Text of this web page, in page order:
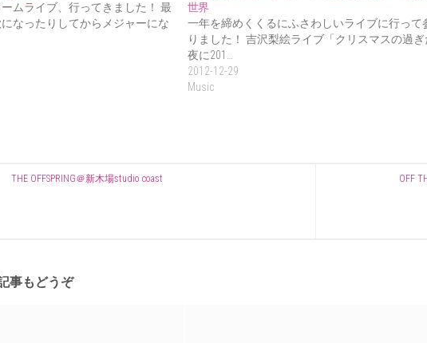
ムライブ、行ってきました！ 最
なったりしてからメジャーにな
世界
一年を締めくくるにふさわしいライブに行って
りました！ 吉沢梨絵ライブ「クリスマスの過ぎ
夜に201…
2012-12-29
Music
THE OFFSPRING＠新木場studio coast OFF
事もどうぞ